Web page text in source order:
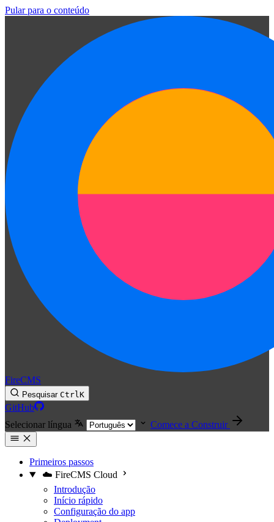
Pular para o conteúdo
FireCMS
Pesquisar CtrlK
GitHub
Selecionar língua
Comece a Construir
Primeiros passos
☁️ FireCMS Cloud
Introdução
Início rápido
Configuração do app